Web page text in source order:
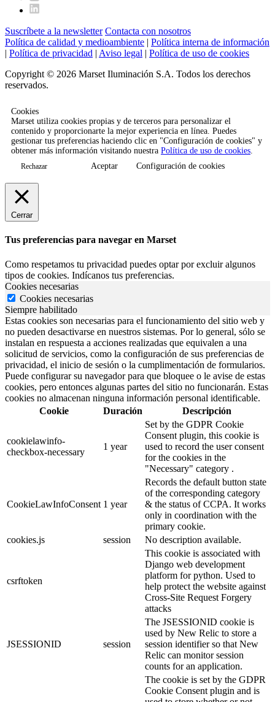
Suscríbete a la newsletter Contacta con nosotros
Política de calidad y medioambiente | Política interna de información
| Política de privacidad | Aviso legal | Política de uso de cookies
Copyright © 2026 Marset Iluminación S.A. Todos los derechos
reservados.
Cookies
Marset utiliza cookies propias y de terceros para personalizar el
contenido y proporcionarte la mejor experiencia en línea. Puedes
gestionar tus preferencias haciendo clic en "Configuración de cookies" y
obtener más información visitando nuestra Política de uso de cookies.
Rechazar Aceptar Configuración de cookies
Cerrar
Tus preferencias para navegar en Marset
Como respetamos tu privacidad puedes optar por excluir algunos
tipos de cookies. Indícanos tus preferencias.
Cookies necesarias
Cookies necesarias
Siempre habilitado
Estas cookies son necesarias para el funcionamiento del sitio web y
no pueden desactivarse en nuestros sistemas. Por lo general, sólo se
instalan en respuesta a acciones realizadas que equivalen a una
solicitud de servicios, como la configuración de sus preferencias de
privacidad, el inicio de sesión o la cumplimentación de formularios.
Puede configurar su navegador para que bloquee o le avise de estas
cookies, pero entonces algunas partes del sitio no funcionarán. Estas
cookies no almacenan ninguna información personal identificable.
Cookie
Duración Descripción
cookielawinfo-
checkbox-necessary
1 year
Set by the GDPR Cookie
Consent plugin, this cookie is
used to record the user consent
for the cookies in the
"Necessary" category .
CookieLawInfoConsent 1 year
Records the default button state
of the corresponding category
& the status of CCPA. It works
only in coordination with the
primary cookie.
cookies.js
session No description available.
csrftoken
This cookie is associated with
Django web development
platform for python. Used to
help protect the website against
Cross-Site Request Forgery
attacks
JSESSIONID session
The JSESSIONID cookie is
used by New Relic to store a
session identifier so that New
Relic can monitor session
counts for an application.
The cookie is set by the GDPR
Cookie Consent plugin and is